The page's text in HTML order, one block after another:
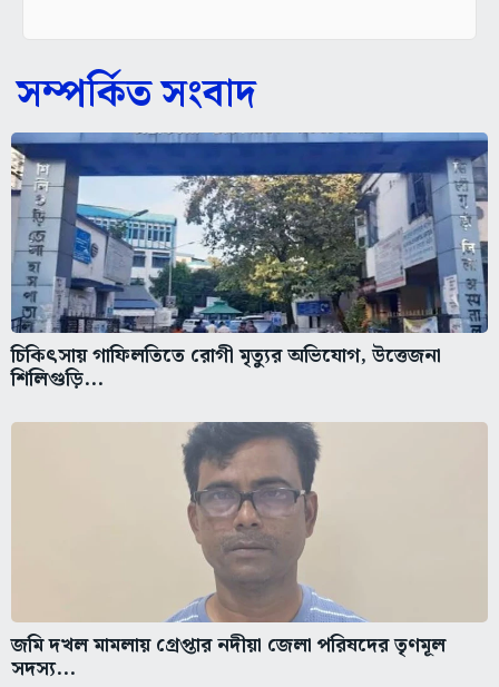
সম্পর্কিত সংবাদ
চিকিৎসায় গাফিলতিতে রোগী মৃত্যুর অভিযোগ, উত্তেজনা
শিলিগুড়ি...
জমি দখল মামলায় গ্রেপ্তার নদীয়া জেলা পরিষদের তৃণমূল
সদস্য...